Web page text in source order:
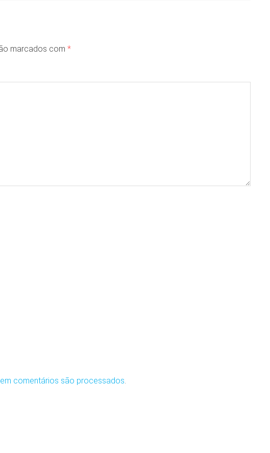
marcados com *
comentários são processados.